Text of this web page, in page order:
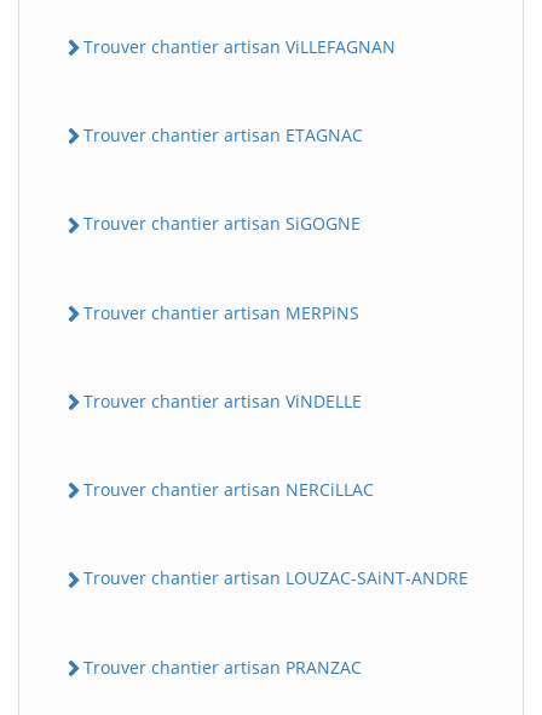
Trouver chantier artisan ViLLEFAGNAN
Trouver chantier artisan ETAGNAC
Trouver chantier artisan SiGOGNE
Trouver chantier artisan MERPiNS
Trouver chantier artisan ViNDELLE
Trouver chantier artisan NERCiLLAC
Trouver chantier artisan LOUZAC-SAiNT-ANDRE
Trouver chantier artisan PRANZAC